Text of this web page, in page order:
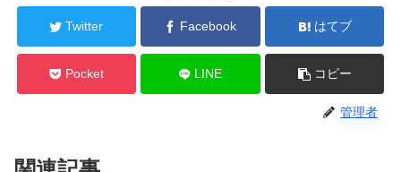
Twitter Facebook はてブ
Pocket LINE コピー
管理者